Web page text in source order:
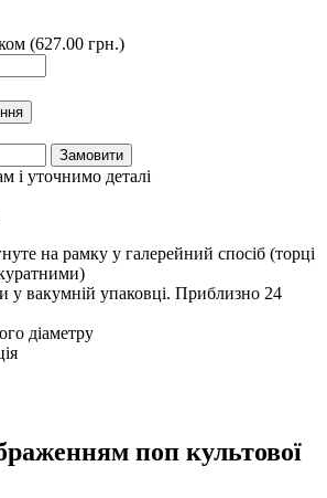
(627.00 грн.)
Замовити
і уточнимо деталі
на рамку у галерейний спосіб (торці
у вакумній упаковці. Приблизно 24
діаметру
поп культової